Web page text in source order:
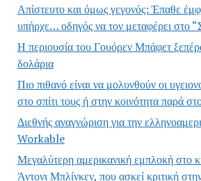
Απίστευτο και όμως γεγονός: Έπαθε
υπήρχε… οδηγός να τον μεταφέρει στο
Η περιουσία του Γουόρεν Μπάφετ
δολάρια
Πιο πιθανό είναι να μολυνθούν οι
στο σπίτι τους ή στην κοινότητα παρά
Διεθνής αναγνώριση για την
Workable
Μεγαλύτερη αμερικανική εμπλοκή στο
Άντονι Μπλίνκεν, που ασκεί κριτική